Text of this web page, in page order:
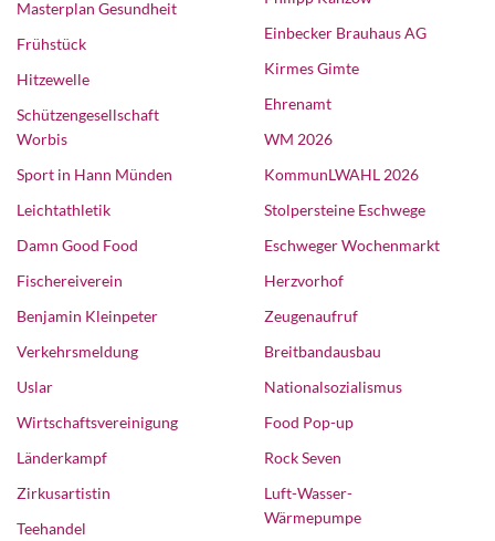
Masterplan Gesundheit
Frühstück
Hitzewelle
Schützengesellschaft
Worbis
Sport in Hann Münden
Leichtathletik
Damn Good Food
Einbecker Brauhaus AG
Kirmes Gimte
Ehrenamt
WM 2026
KommunLWAHL 2026
Stolpersteine Eschwege
Eschweger Wochenmarkt
Fischereiverein
Benjamin Kleinpeter
Verkehrsmeldung
Uslar
Wirtschaftsvereinigung
Länderkampf
Zirkusartistin
Teehandel
Herzvorhof
Zeugenaufruf
Breitbandausbau
Nationalsozialismus
Food Pop-up
Rock Seven
Luft-Wasser-
Wärmepumpe